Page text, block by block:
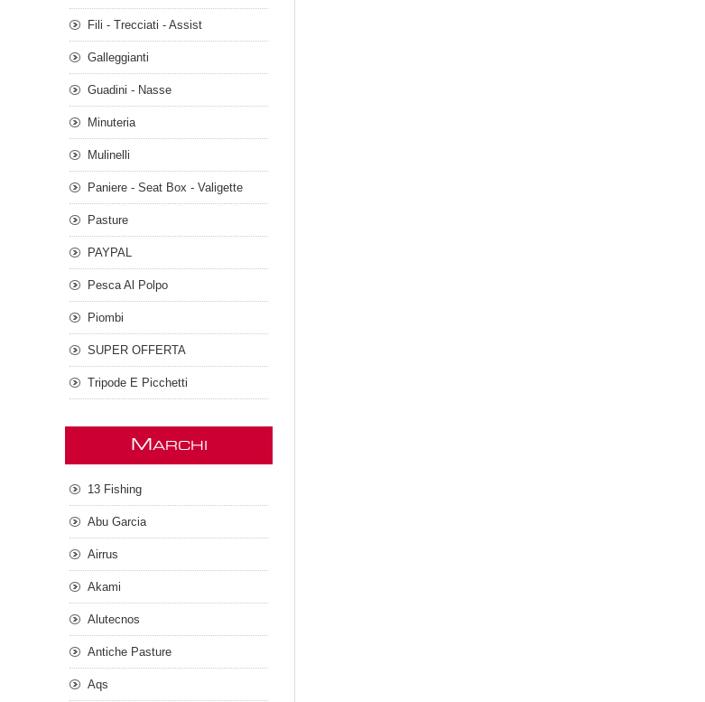
Fili - Trecciati - Assist
Galleggianti
Guadini - Nasse
Minuteria
Mulinelli
Paniere - Seat Box - Valigette
Pasture
PAYPAL
Pesca Al Polpo
Piombi
SUPER OFFERTA
Tripode E Picchetti
M ARCHI
13 Fishing
Abu Garcia
Airrus
Akami
Alutecnos
Antiche Pasture
Aqs